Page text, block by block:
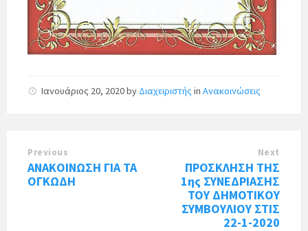
Ιανουάριος 20, 2020by Διαχειριστής in Ανακοινώσεις
Previous
ΑΝΑΚΟΙΝΩΣΗ ΓΙΑ ΤΑ
ΟΓΚΩΔΗ
Next
ΠΡΟΣΚΛΗΣΗ ΤΗΣ
1ης ΣΥΝΕΔΡΙΑΣΗΣ
ΤΟΥ ΔΗΜΟΤΙΚΟΥ
ΣΥΜΒΟΥΛΙΟΥ ΣΤΙΣ
22-1-2020